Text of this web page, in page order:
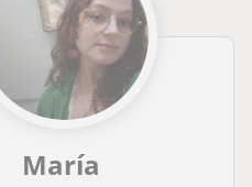
María